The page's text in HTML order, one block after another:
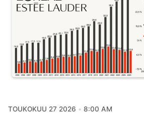
TOUKOKUU 27 2026 8:00 AM